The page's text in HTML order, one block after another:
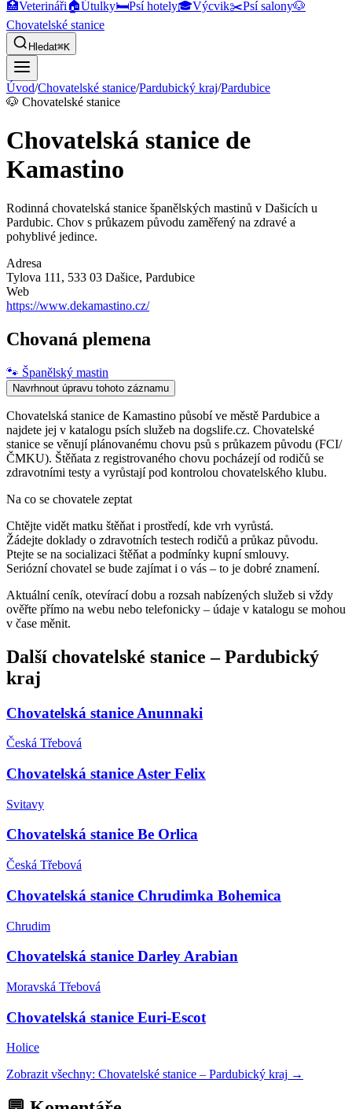
🏥Veterináři🏠Útulky🛏️Psí hotely🎓Výcvik✂️Psí salony🐶
Chovatelské stanice
Hledat⌘K
Úvod/Chovatelské stanice/Pardubický kraj/Pardubice
🐶 Chovatelské stanice
Chovatelská stanice de
Kamastino
Rodinná chovatelská stanice španělských mastinů v Dašicích u
Pardubic. Chov s průkazem původu zaměřený na zdravé a
pohyblivé jedince.
Adresa
Tylova 111, 533 03 Dašice, Pardubice
Web
https://www.dekamastino.cz/
Chovaná plemena
🐾 Španělský mastin
Navrhnout úpravu tohoto záznamu
Chovatelská stanice de Kamastino působí ve městě Pardubice a
najdete jej v katalogu psích služeb na dogslife.cz. Chovatelské
stanice se věnují plánovanému chovu psů s průkazem původu (FCI/
ČMKU). Štěňata z registrovaného chovu pocházejí od rodičů se
zdravotními testy a vyrůstají pod kontrolou chovatelského klubu.
Na co se chovatele zeptat
Chtějte vidět matku štěňat i prostředí, kde vrh vyrůstá.
Žádejte doklady o zdravotních testech rodičů a průkaz původu.
Ptejte se na socializaci štěňat a podmínky kupní smlouvy.
Seriózní chovatel se bude zajímat i o vás – to je dobré znamení.
Aktuální ceník, otevírací dobu a rozsah nabízených služeb si vždy
ověřte přímo na webu nebo telefonicky – údaje v katalogu se mohou
v čase měnit.
Další chovatelské stanice –Pardubický
kraj
Chovatelská stanice Anunnaki
Česká Třebová
Chovatelská stanice Aster Felix
Svitavy
Chovatelská stanice Be Orlica
Česká Třebová
Chovatelská stanice Chrudimka Bohemica
Chrudim
Chovatelská stanice Darley Arabian
Moravská Třebová
Chovatelská stanice Euri-Escot
Holice
Zobrazit všechny: Chovatelské stanice – Pardubický kraj →